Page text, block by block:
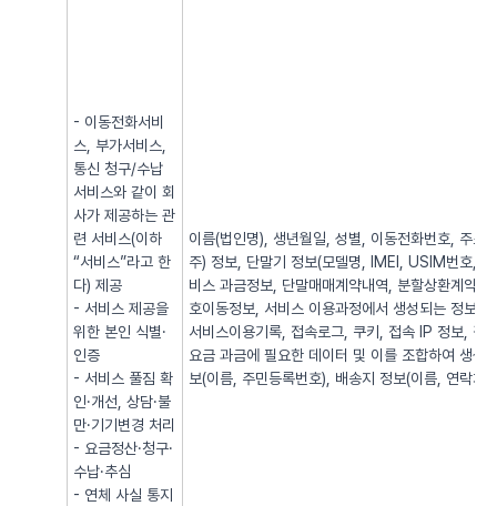
- 이동전화서비
스, 부가서비스,
통신 청구/수납
서비스와 같이 회
사가 제공하는 관
련 서비스(이하
“서비스”라고 한
다) 제공
- 서비스 제공을
위한 본인 식별·
인증
- 서비스 풀짐 확
인·개선, 상담·불
만·기기변경 처리
- 요금정산·청구·
수납·추심
- 연체 사실 통지
이름(법인명), 생년월일, 성별, 이동전화번호, 주
주) 정보, 단말기 정보(모델명, IMEI, USIM번호,
비스 과금정보, 단말매매계약내역, 분할상환계약
호이동정보, 서비스 이용과정에서 생성되는 정보(
서비스이용기록, 접속로그, 쿠키, 접속 IP 정보, 결
요금 과금에 필요한 데이터 및 이를 조합하여 생
보(이름, 주민등록번호), 배송지 정보(이름, 연락처,